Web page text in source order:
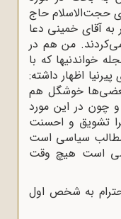
حجت‌الاسلام حاج
به آقای خمینی دعا
من هم در
خواندنیها که با
اظهار داشته:
خوشگل هم
چون در این مورد
تشویق و احسنت
سیاسی است
است هیچ وقت
به شخص اول